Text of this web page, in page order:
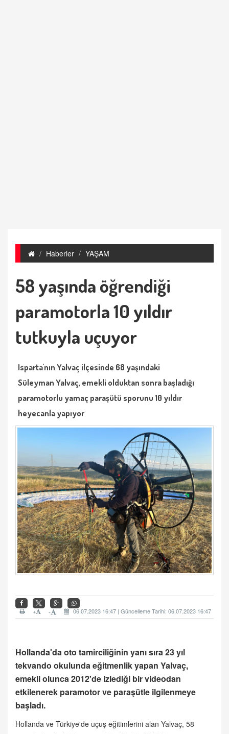
Haberler YAŞAM
58 yaşında öğrendiği
paramotorla 10 yıldır
tutkuyla uçuyor
Isparta'nın Yalvaç ilçesinde 68 yaşındaki
Süleyman Yalvaç, emekli olduktan sonra başladığı
paramotorlu yamaç paraşütü sporunu 10 yıldır
heyecanla yapıyor
06.07.2023 16:47 | Güncelleme Tarihi: 06.07.2023 16:47
-
+
Hollanda'da oto tamirciliğinin yanı sıra 23 yıl
tekvando okulunda eğitmenlik yapan Yalvaç,
emekli olunca 2012'de izlediği bir videodan
etkilenerek paramotor ve paraşütle ilgilenmeye
başladı.
Hollanda ve Türkiye'de uçuş eğitimlerini alan Yalvaç, 58